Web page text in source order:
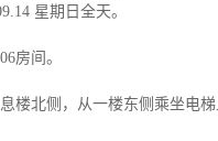
星期日全天。
房间。
楼北侧，从一楼东侧乘坐电